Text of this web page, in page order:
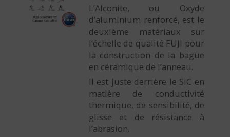
L’Alconite, ou Oxyde
d’aluminium renforcé, est le
deuxième matériaux sur
l’échelle de qualité FUJI pour
la construction de la bague
en céramique de l’anneau.
Il est juste derrière le SiC en
matière de conductivité
thermique, de sensibilité, de
glisse et de résistance à
l’abrasion.